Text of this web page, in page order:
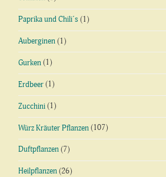
Paprika und Chili´s (1)
Auberginen (1)
Gurken (1)
Erdbeer (1)
Zucchini (1)
Würz Kräuter Pflanzen (107)
Duftpflanzen (7)
Heilpflanzen (26)